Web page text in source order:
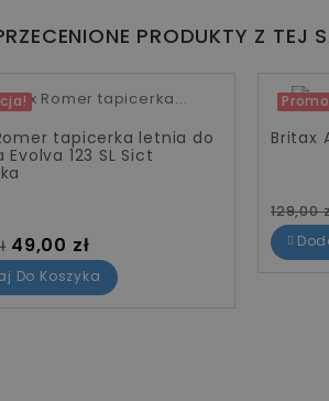
PRODUKTY Z TEJ
tapicerka letnia do
123 SL Sict
Cena
49,00 zł
Do Koszyka
Britax
Cena
129,00